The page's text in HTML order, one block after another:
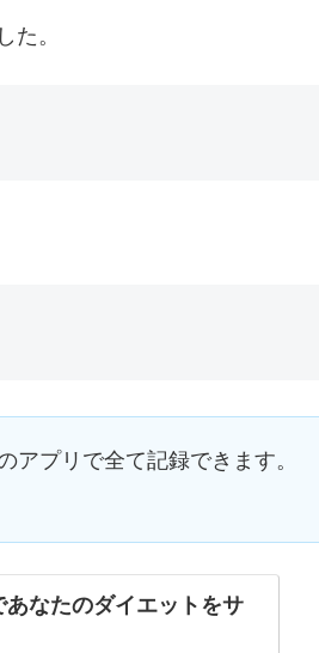
た。
プリで全て記録できます。
なたのダイエットをサ